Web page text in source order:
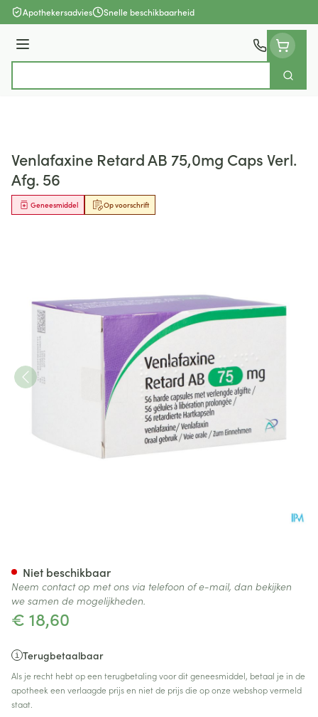
Ga naar de inhoud
Apothekersadvies Snelle beschikbaarheid
Menu
Zoek
Venlafaxine Retard AB 75,0mg Caps Verl.
Afg. 56
Op voorschrift
Geneesmiddel
€ 18,60
Terugbetaalbaar
Als je recht hebt op een terugbetaling voor dit geneesmiddel, betaal je in de
apotheek een verlaagde prijs en niet de prijs die op onze webshop vermeld
staat.
Niet beschikbaar
Neem contact op met ons via telefoon of e-mail, dan bekijken
we samen de mogelijkheden.